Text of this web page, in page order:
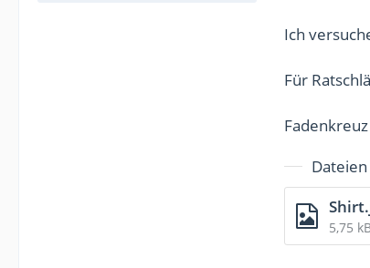
Ich
Für
Fadenkreuz
Dateien
5,75